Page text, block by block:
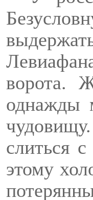
ворота.
однажды
слиться
этому